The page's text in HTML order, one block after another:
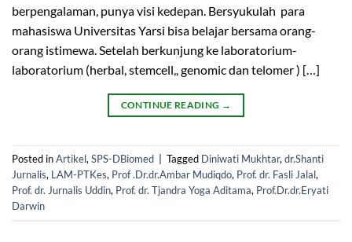
berpengalaman, punya visi kedepan. Bersyukulah para
mahasiswa Universitas Yarsi bisa belajar bersama orang-
orang istimewa. Setelah berkunjung ke laboratorium-
laboratorium (herbal, stemcell,, genomic dan telomer ) […]
CONTINUE READING →
Posted inArtikel, SPS-DBiomed Tagged Diniwati Mukhtar, dr.Shanti
Jurnalis, LAM-PTKes, Prof .Dr.dr.Ambar Mudiqdo, Prof. dr. Fasli Jalal,
Prof. dr. Jurnalis Uddin, Prof. dr. Tjandra Yoga Aditama, Prof.Dr.dr.Eryati
Darwin